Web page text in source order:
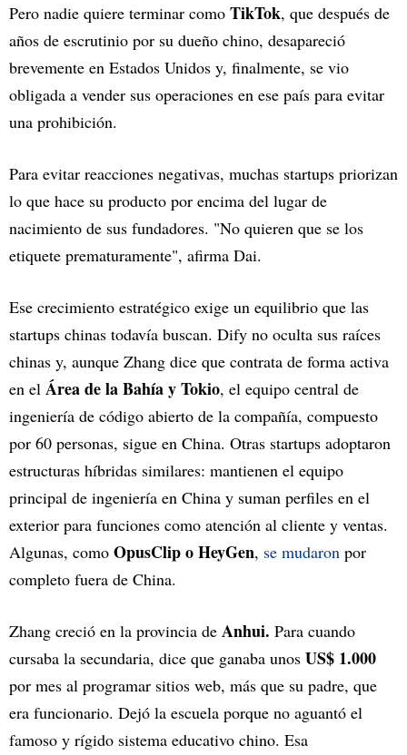
Pero nadie quiere terminar como TikTok, que después de
años de escrutinio por su dueño chino, desapareció
brevemente en Estados Unidos y, finalmente, se vio
obligada a vender sus operaciones en ese país para evitar
una prohibición.
Para evitar reacciones negativas, muchas startups priorizan
lo que hace su producto por encima del lugar de
nacimiento de sus fundadores. "No quieren que se los
etiquete prematuramente", afirma Dai.
Ese crecimiento estratégico exige un equilibrio que las
startups chinas todavía buscan. Dify no oculta sus raíces
chinas y, aunque Zhang dice que contrata de forma activa
en el Área de la Bahía y Tokio, el equipo central de
ingeniería de código abierto de la compañía, compuesto
por 60 personas, sigue en China. Otras startups adoptaron
estructuras híbridas similares: mantienen el equipo
principal de ingeniería en China y suman perfiles en el
exterior para funciones como atención al cliente y ventas.
Algunas, como OpusClip o HeyGen, se mudaron por
completo fuera de China.
Zhang creció en la provincia de Anhui. Para cuando
cursaba la secundaria, dice que ganaba unos US$ 1.000
por mes al programar sitios web, más que su padre, que
era funcionario. Dejó la escuela porque no aguantó el
famoso y rígido sistema educativo chino. Esa